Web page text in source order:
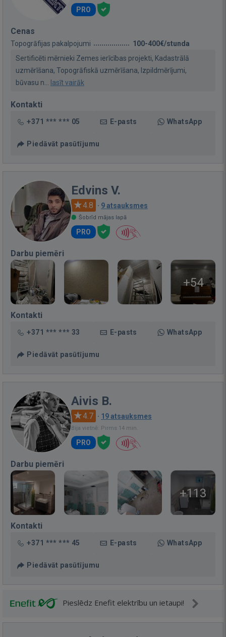
PRO
Cenas
Topogrāfijas pakalpojumi
100-400€/stunda
Sertificēti mērnieki Zemes ierīcības projekti, Kadastrālā
uzmērīšana, Topogrāfiskā uzmērīšana, Izpildmērījumi,
būvasu n...
lasīt vairāk
Kontakti
+371 *** *** 05 E-pasts WhatsApp
Piedāvāt pasūtījumu
Edvins V.
4.8 · 9 atsauksmes
Šobrīd mājas lapā
PRO
Darbu piemēri
+54
Kontakti
+371 *** *** 33 E-pasts WhatsApp
Piedāvāt pasūtījumu
Aivis B.
4.7 · 19 atsauksmes
Bija vietnē: Pirms 14 min.
PRO
Darbu piemēri
+113
Kontakti
+371 *** *** 45 E-pasts WhatsApp
Piedāvāt pasūtījumu
Pieslēdz Enefit elektrību un ietaupi!